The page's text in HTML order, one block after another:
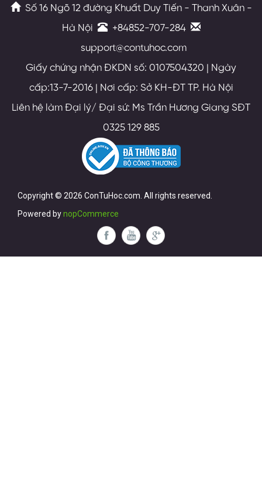
Số 16 Ngõ 12 đường Khuất Duy Tiến - Thanh Xuân -
Hà Nội
+84852-707-284
support@contuhoc.com
Giấy chứng nhận ĐKDN số: 0107504320 | Ngày
cấp:13-7-2016 | Nơi cấp: Sở KH-ĐT TP. Hà Nội
Liên hệ làm Đại lý/ Đại sứ: Ms Trần Hương Giang SĐT
0325 129 885
Copyright © 2026 ConTuHoc.com. All rights reserved.
Powered bynopCommerce